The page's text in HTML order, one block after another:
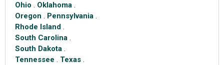
Ohio . Oklahoma.
Oregon . Pennsylvania.
Rhode Island.
South Carolina.
South Dakota.
Tennessee . Texas.